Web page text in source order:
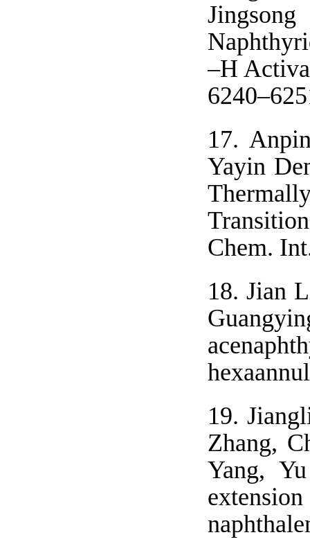
–H
17.
Yayin
Chem.
18.Jian
19.
Zhang,
Yang,